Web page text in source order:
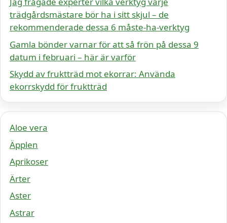
trädgårdsmästare bör ha i sitt skjul – de
rekommenderade dessa 6 måste-ha-verktyg
Gamla bönder varnar för att så frön på dessa 9
datum i februari – här är varför
Skydd av fruktträd mot ekorrar: Använda
ekorrskydd för fruktträd
Aloe vera
Äpplen
Aprikoser
Ärter
Aster
Astrar